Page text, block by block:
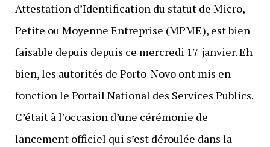
Attestation d’Identification du statut de Micro,
Petite ou Moyenne Entreprise (MPME), est bien
faisable depuis depuis ce mercredi 17 janvier. Eh
bien, les autorités de Porto-Novo ont mis en
fonction le Portail National des Services Publics.
C’était à l’occasion d’une cérémonie de
lancement officiel qui s’est déroulée dans la